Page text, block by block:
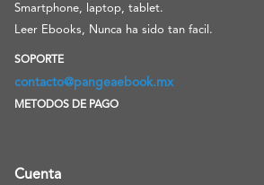
Smartphone, laptop, tablet.
Leer Ebooks, Nunca ha sido tan facil.
SOPORTE
contacto@pangeaebook.mx
METODOS DE PAGO
Cuenta